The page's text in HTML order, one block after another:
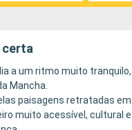
certa
a um ritmo muito
Mancha.
paisagens retratadas
muito acessível, cultural